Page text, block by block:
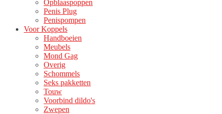
Opblaaspoppen
Penis Plug
Penispompen
Voor Koppels
Handboeien
Meubels
Mond Gag
Overig
Schommels
Seks pakketten
Touw
Voorbind dildo's
Zwepen